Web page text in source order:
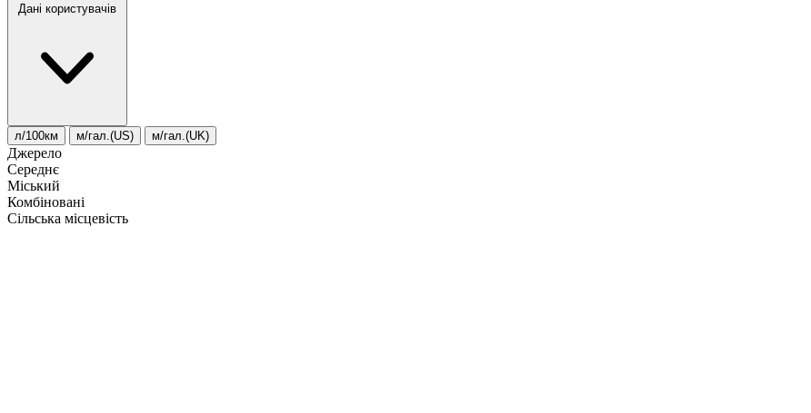
Дані користувачів
л/100км м/гал.(US) м/гал.(UK)
Джерело
Середнє
Міський
Комбіновані
Сільська місцевість